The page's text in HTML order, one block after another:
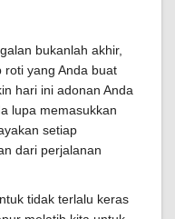
bukanlah akhir,
roti yang Anda buat
hari ini adonan Anda
lupa memasukkan
setiap
dari perjalanan
tidak terlalu keras